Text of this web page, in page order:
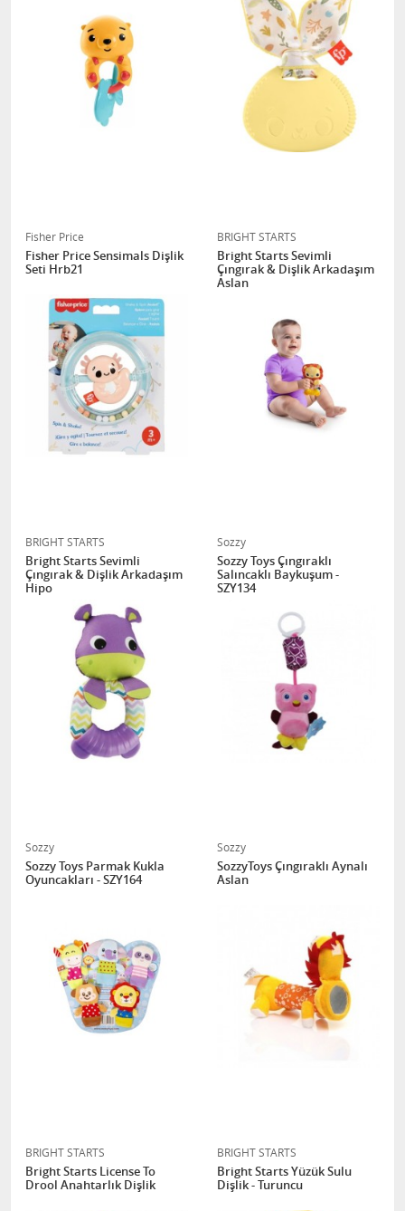
Fisher Price
Fisher Price Sensimals Dişlik
Seti Hrb21
BRIGHT STARTS
Bright Starts Sevimli
Çıngırak & Dişlik Arkadaşım
Aslan
BRIGHT STARTS
Bright Starts Sevimli
Çıngırak & Dişlik Arkadaşım
Hipo
Sozzy
Sozzy Toys Çıngıraklı
Salıncaklı Baykuşum -
SZY134
Sozzy
Sozzy Toys Parmak Kukla
Oyuncakları - SZY164
Sozzy
SozzyToys Çıngıraklı Aynalı
Aslan
BRIGHT STARTS
Bright Starts License To
Drool Anahtarlık Dişlik
BRIGHT STARTS
Bright Starts Yüzük Sulu
Dişlik - Turuncu